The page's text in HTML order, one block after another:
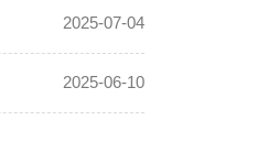
2025-07-04
2025-06-10